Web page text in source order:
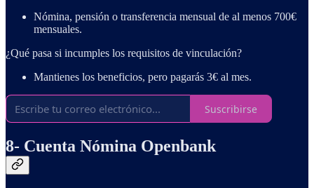
Nómina, pensión o transferencia mensual de al menos 700€
mensuales.
¿Qué pasa si incumples los requisitos de vinculación?
Mantienes los beneficios, pero pagarás 3€ al mes.
Suscribirse
8- Cuenta Nómina Openbank